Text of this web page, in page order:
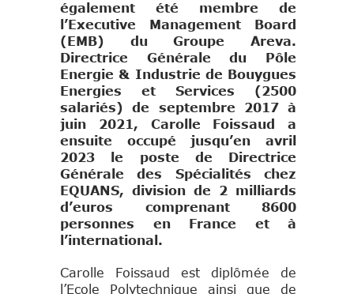
également été membre de
l’Executive Management Board
(EMB) du Groupe Areva.
Directrice Générale du Pôle
Energie & Industrie de Bouygues
Energies et Services (2500
salariés) de septembre 2017 à
juin 2021, Carolle Foissaud a
ensuite occupé jusqu’en avril
2023 le poste de Directrice
Générale des Spécialités chez
EQUANS, division de 2 milliards
d’euros comprenant 8600
personnes en France et à
l’international.
Carolle Foissaud est diplômée de
l’Ecole Polytechnique ainsi que de